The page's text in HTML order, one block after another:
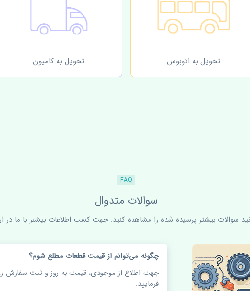
تحویل به اتوبوس تحویل به کامیون
FAQ
سوالات متدوال
سوالات بیشتر پرسیده شده را مشاهده کنید. جهت کسب اطلاعات بیشتر با ما در
چگونه می‌توانم از قیمت قطعات مطلع شوم؟
جهت اطلاع از موجودی، قیمت به روز و ثبت
فرمایید.